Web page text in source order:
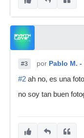
#3 por Pablo M.
#2 ah no, es una
no soy tan buen